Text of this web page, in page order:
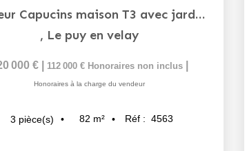
Secteur Capucins maison T3 avec jardin et parking
, Le puy en velay
000 € 112 000 € Honoraires non inclus
Honoraires à la charge du vendeur
3 pièce(s) 82 m² Réf : 4563